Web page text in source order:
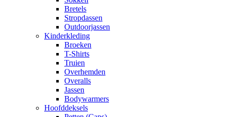
Bretels
Stropdassen
Outdoorjassen
Kinderkleding
Broeken
T-Shirts
Truien
Overhemden
Overalls
Jassen
Bodywarmers
Hoofddeksels